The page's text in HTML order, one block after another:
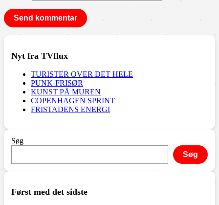
Nyt fra TVflux
TURISTER OVER DET HELE
PUNK-FRISØR
KUNST PÅ MUREN
COPENHAGEN SPRINT
FRISTADENS ENERGI
Søg
Søg
Først med det sidste